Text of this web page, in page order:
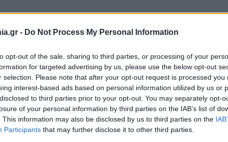
- Do Not Process My Personal Information
opt-out of the sale, sharing to third parties, or processing of your
for targeted advertising by us, please use the below opt-out
selection. Please note that after your opt-out request is processed you
interest-based ads based on personal information utilized by us or
to third parties prior to your opt-out. You may separately opt-
of your personal information by third parties on the IAB’s list of
This information may also be disclosed by us to third parties on the
Participants that may further disclose it to other third parties.